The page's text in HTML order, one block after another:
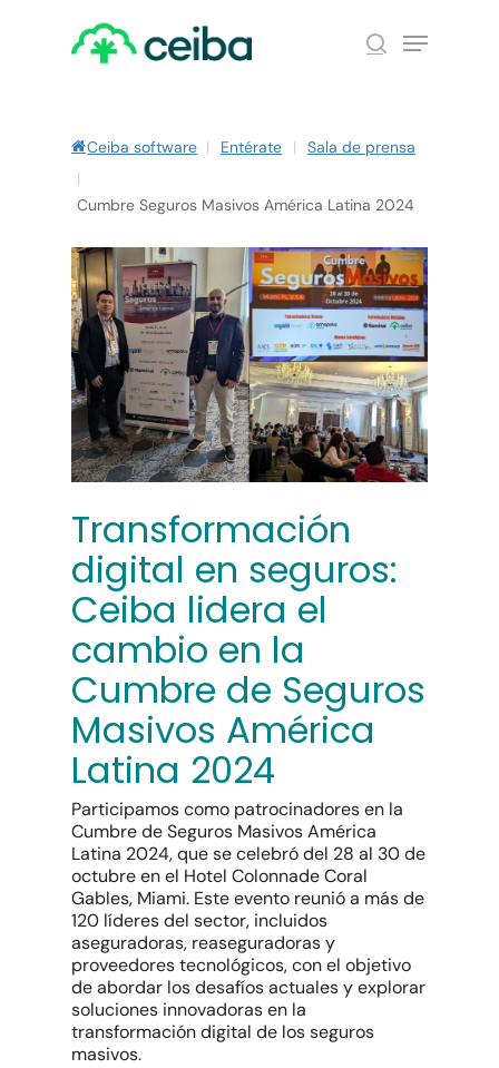
search
Menu
Ceiba software | Entérate |
Sala de prensa
|
Cumbre Seguros Masivos América Latina 2024
Transformación
digital en seguros:
Ceiba lidera el
cambio en la
Cumbre de Seguros
Masivos América
Latina 2024
Participamos como patrocinadores en la
Cumbre de Seguros Masivos América
Latina 2024, que se celebró del 28 al 30 de
octubre en el Hotel Colonnade Coral
Gables, Miami. Este evento reunió a más de
120 líderes del sector, incluidos
aseguradoras, reaseguradoras y
proveedores tecnológicos, con el objetivo
de abordar los desafíos actuales y explorar
soluciones innovadoras en la
transformación digital de los seguros
masivos.